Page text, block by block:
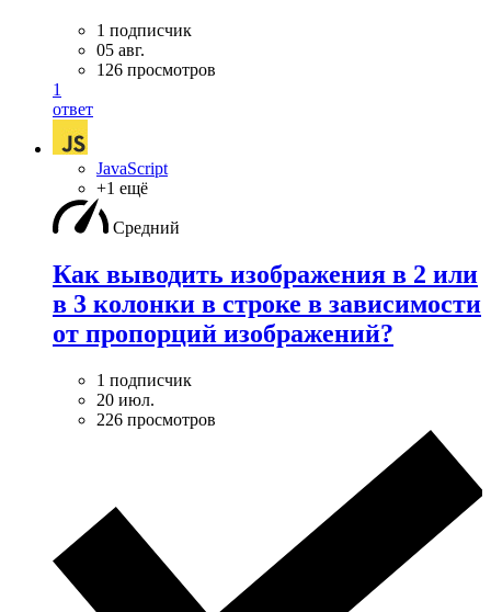
1 подписчик
05 авг.
126 просмотров
1
ответ
JavaScript
+1 ещё
Средний
Как выводить изображения в 2 или
в 3 колонки в строке в зависимости
от пропорций изображений?
1 подписчик
20 июл.
226 просмотров